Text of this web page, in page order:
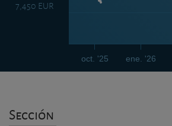
ene. '26
oct. '25
7,450 EUR
Sección